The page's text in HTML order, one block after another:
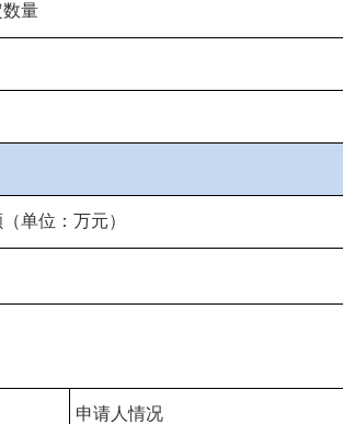
量
单位：万元）
申请人情况